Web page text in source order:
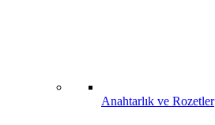
Anahtarlık ve Rozetler